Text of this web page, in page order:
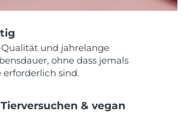
und jahrelange
ohne dass jemals
erforderlich sind.
& vegan